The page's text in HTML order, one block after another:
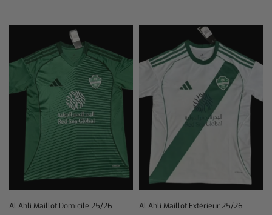
Al Ahli Maillot Domicile 25/26 Al Ahli Maillot Extérieur 25/26